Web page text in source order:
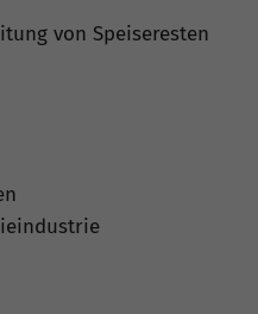
von Speiseresten